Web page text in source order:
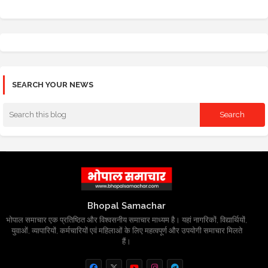
SEARCH YOUR NEWS
Bhopal Samachar
भोपाल समाचार एक प्रतिष्ठित और विश्वसनीय समाचार माध्यम है। यहां नागरिकों, विद्यार्थियों,
युवाओं, व्यापारियों, कर्मचारियों एवं महिलाओं के लिए महत्वपूर्ण और उपयोगी समाचार मिलते
हैं।